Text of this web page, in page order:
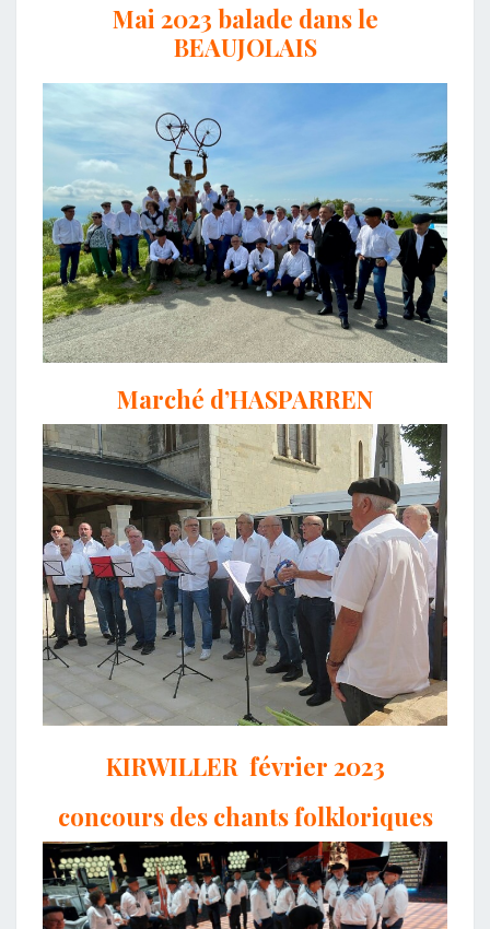
Mai 2023 balade dans le
BEAUJOLAIS
Marché d’HASPARREN
KIRWILLER février 2023
concours des chants folkloriques